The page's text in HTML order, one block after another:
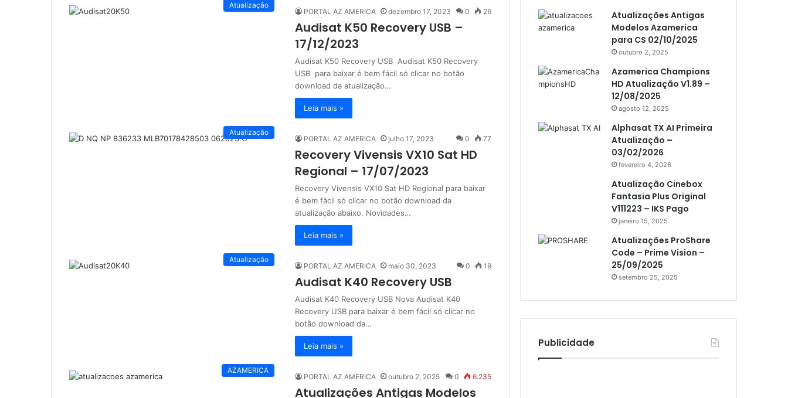
Atualização
PORTAL AZ AMERICA dezembro 17, 2023 0 26
Audisat K50 Recovery USB –
17/12/2023
Audisat K50 Recovery USB Audisat K50 Recovery
USB para baixar é bem fácil só clicar no botão
download da atualização…
Leia mais »
Atualização
PORTAL AZ AMERICA julho 17, 2023 0 77
Recovery Vivensis VX10 Sat HD
Regional – 17/07/2023
Recovery Vivensis VX10 Sat HD Regional para baixar
é bem fácil só clicar no botão download da
atualização abaixo. Novidades…
Leia mais »
Atualização
PORTAL AZ AMERICA maio 30, 2023 0 19
Audisat K40 Recovery USB
Audisat K40 Recovery USB Nova Audisat K40
Recovery USB para baixar é bem fácil só clicar no
botão download da…
Leia mais »
AZAMERICA
PORTAL AZ AMERICA outubro 2, 2025 0 6.235
Atualizações Antigas Modelos
Americabox S205 Plus
Americabox S305 Plus
Atacado Games
Athomics Eon
Athomics i3
Athomics i3 Bold
Athomics Inspire Qi
Athomics inspire Qi Compact
Athomics Inspire Qi Lite
Athomics S3
Athomics T3
ATV
Atualizações Antigas
Modelos Azamerica
para CS 02/10/2025
outubro 2, 2025
Azamerica Champions
HD Atualização V1.89 –
12/08/2025
agosto 12, 2025
Alphasat TX AI Primeira
Atualização –
03/02/2026
fevereiro 4, 2026
Atualização Cinebox
Fantasia Plus Original
V111223 – IKS Pago
janeiro 15, 2025
Atualizações ProShare
Code – Prime Vision –
25/09/2025
setembro 25, 2025
Publicidade